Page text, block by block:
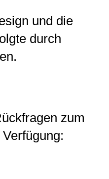
und die
durch
zum